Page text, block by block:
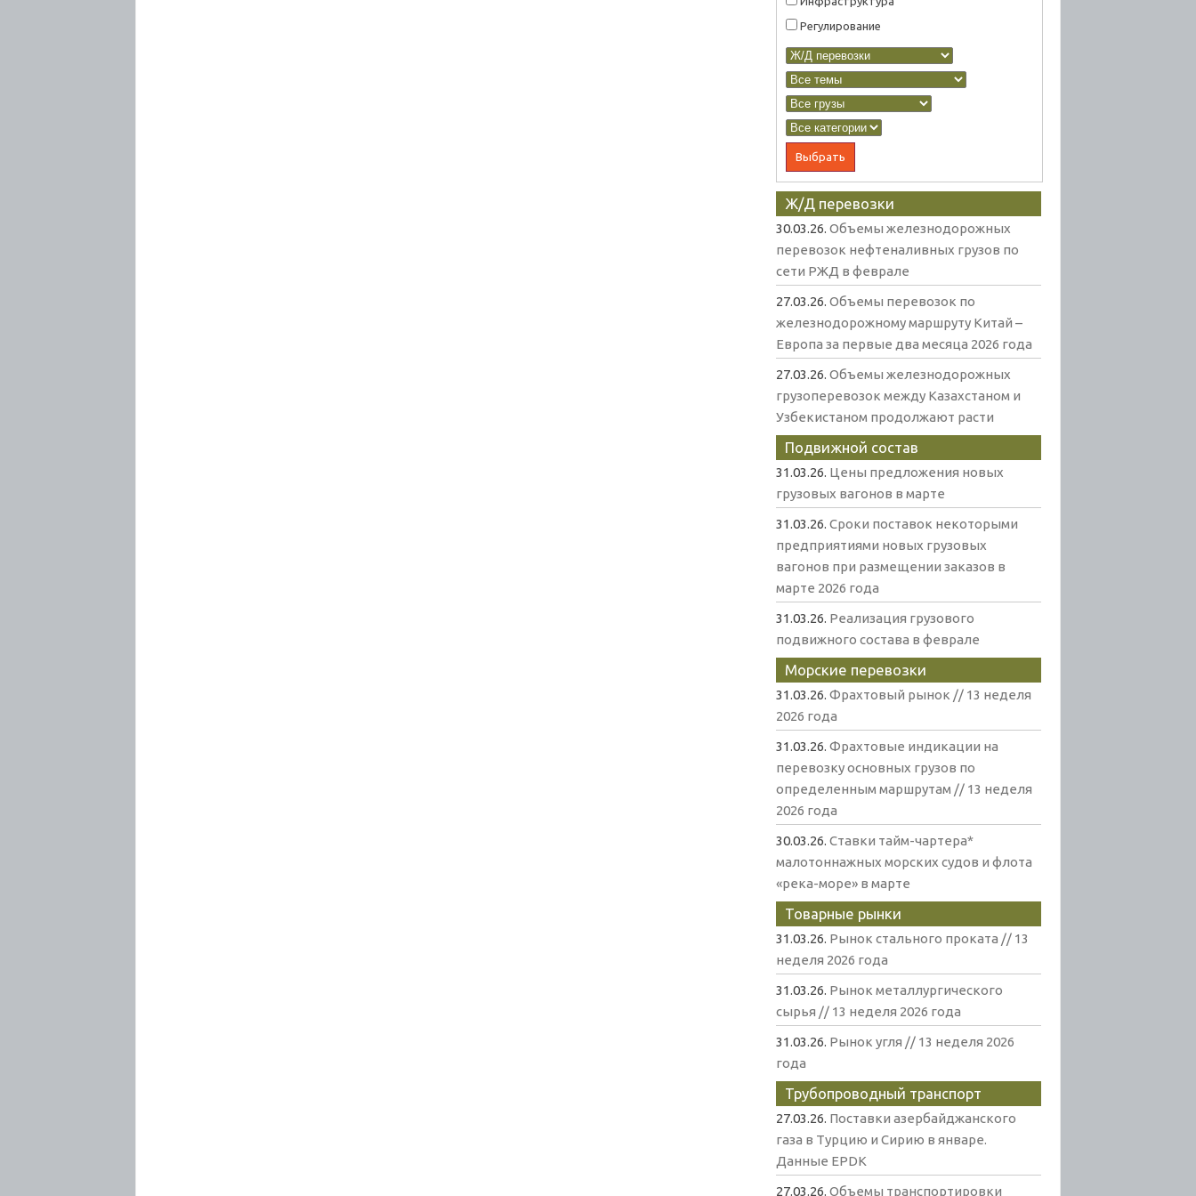
Регулирование
Ж/Д перевозки
30.03.26.Объемы железнодорожных
перевозок нефтеналивных грузов по
сети РЖД в феврале
27.03.26.Объемы перевозок по
железнодорожному маршруту Китай –
Европа за первые два месяца 2026 года
27.03.26.Объемы железнодорожных
грузоперевозок между Казахстаном и
Узбекистаном продолжают расти
Подвижной состав
31.03.26. Цены предложения новых
грузовых вагонов в марте
31.03.26.Сроки поставок некоторыми
предприятиями новых грузовых
вагонов при размещении заказов в
марте 2026 года
31.03.26. Реализация грузового
подвижного состава в феврале
Морские перевозки
31.03.26.Фрахтовый рынок // 13 неделя
2026 года
31.03.26.Фрахтовые индикации на
перевозку основных грузов по
определенным маршрутам // 13 неделя
2026 года
30.03.26.Ставки тайм-чартера*
малотоннажных морских судов и флота
«река-море» в марте
Товарные рынки
31.03.26. Рынок стального проката // 13
неделя 2026 года
31.03.26. Рынок металлургического
сырья // 13 неделя 2026 года
31.03.26. Рынок угля // 13 неделя 2026
года
Трубопроводный транспорт
27.03.26. Поставки азербайджанского
газа в Турцию и Сирию в январе.
Данные EPDK
27.03.26.Объемы транспортировки